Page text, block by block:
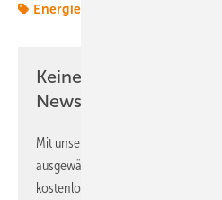
Energiemarkt
Keine Zeit? Kein
Newsletter!
Mit unserem Newsletter erhalten
ausgewählte Informationen und
kostenlos direkt ins Postfach.